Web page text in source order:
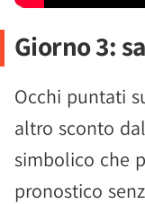
Giorno 3:
Occhi puntati
altro sconto
simbolico che
pronostico